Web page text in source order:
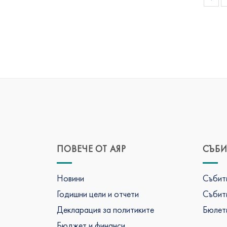
ПОВЕЧЕ ОТ АЯР
Новини
Годишни цели и отчети
Декларация за политиките